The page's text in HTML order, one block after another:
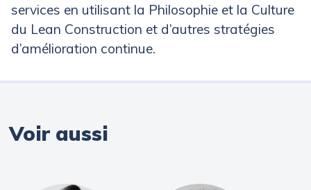
services en utilisant la Philosophie et la Culture
du Lean Construction et d’autres stratégies
d’amélioration continue.
Voir aussi